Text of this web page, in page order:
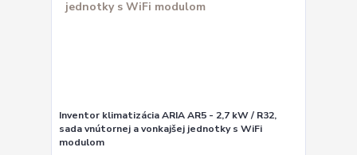
Inventor klimatizácia ARIA AR5 - 2,7 kW / R32,
sada vnútornej a vonkajšej jednotky s WiFi
modulom